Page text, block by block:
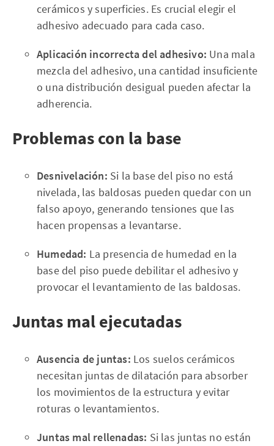
cerámicos y superficies. Es crucial elegir el
adhesivo adecuado para cada caso.
Aplicación incorrecta del adhesivo: Una mala
mezcla del adhesivo, una cantidad insuficiente
o una distribución desigual pueden afectar la
adherencia.
Problemas con la base
Desnivelación: Si la base del piso no está
nivelada, las baldosas pueden quedar con un
falso apoyo, generando tensiones que las
hacen propensas a levantarse.
Humedad: La presencia de humedad en la
base del piso puede debilitar el adhesivo y
provocar el levantamiento de las baldosas.
Juntas mal ejecutadas
Ausencia de juntas: Los suelos cerámicos
necesitan juntas de dilatación para absorber
los movimientos de la estructura y evitar
roturas o levantamientos.
Juntas mal rellenadas: Si las juntas no están